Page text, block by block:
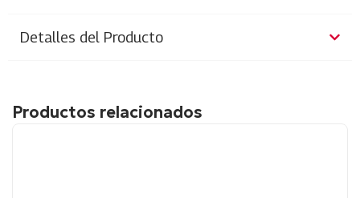
Detalles del Producto
Productos relacionados